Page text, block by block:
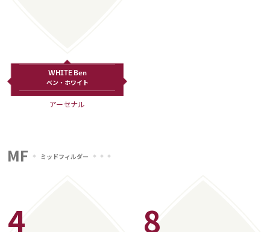
WHITE Ben
ベン・ホワイト
アーセナル
MF ミッドフィルダー
4 8